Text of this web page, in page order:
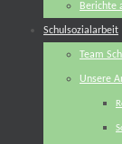
Berichte
Schulsozialarbeit
Team
Unsere